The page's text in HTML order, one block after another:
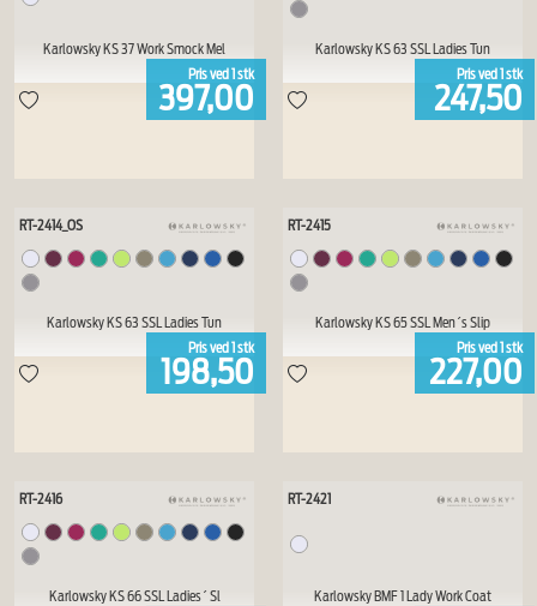
Karlowsky KS 37 Work Smock Mel
Pris ved 1 stk
397,00
Karlowsky KS 63 SSL Ladies Tun
Pris ved 1 stk
247,50
RT-2414_OS
Karlowsky KS 63 SSL Ladies Tun
Pris ved 1 stk
198,50
RT-2415
Karlowsky KS 65 SSL Men´s Slip
Pris ved 1 stk
227,00
RT-2416
Karlowsky KS 66 SSL Ladies´ Sl
RT-2421
Karlowsky BMF 1 Lady Work Coat